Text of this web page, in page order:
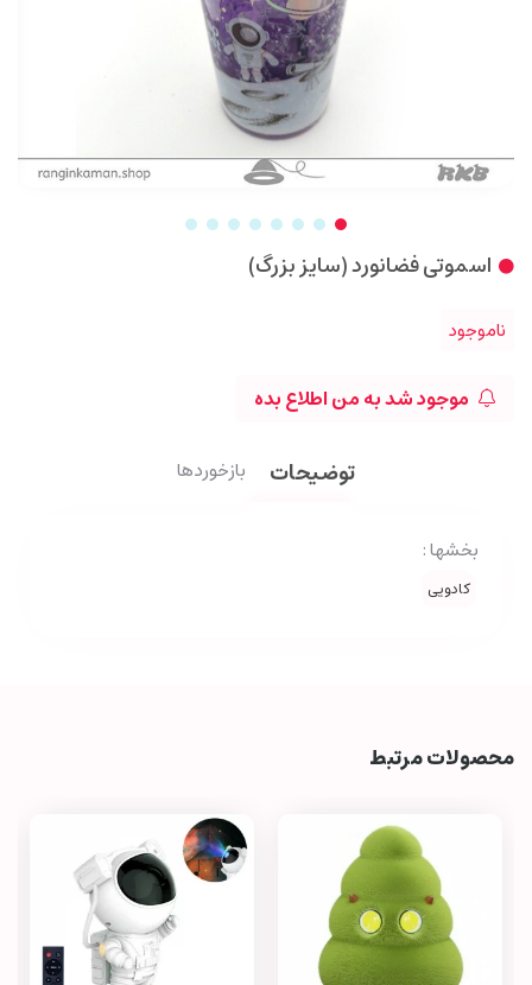
اسموتی فضانورد (سایز بزرگ)
ناموجود
موجود شد به من اطلاع بده
توضیحات بازخوردها
بخشها :
کادویی
محصولات مرتبط